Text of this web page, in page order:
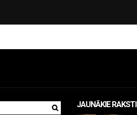
JAUNĀKIE RAKSTI